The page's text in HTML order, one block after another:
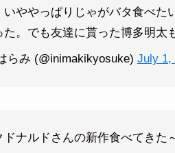
いややっぱりじゃがバタ食べた
た。でも友達に貰った博多明太
らみ (@inimakikyosuke) July 1,
ドナルドさんの新作食べてきた